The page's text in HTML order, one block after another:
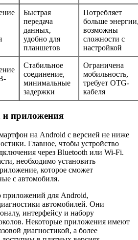
Быстрая
передача
данных,
удобно для
планшетов
Потребляет
больше
возможны
сложности с
настройкой
Стабильное
соединение,
минимальные
задержки
Ограничена
мобильность,
требует OTG-
кабеля
приложения
на Android с версией не ниже
Главное, чтобы устройство
через Bluetooth или Wi-Fi.
необходимо установить
которое сможет
с автомобиля.
приложений для Android,
автомобилей. Они
интерфейсу и набору
Некоторые приложения имеют
диагностикой, а более